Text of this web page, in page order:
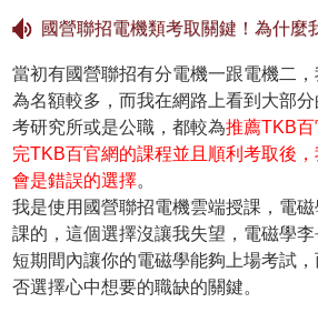
國營聯招電機類考取關鍵！為什麼
當初有國營聯招有分電機一跟電機二
為名額較多，而我在網路上看到大部
考研究所或是公職，都較為推薦TKB
完TKB百官網的課程並且順利考取後
會是錯誤的選擇。
我是使用國營聯招電機雲端授課，電
課的，這個選擇沒讓我失望，電磁學
短期間內讓你的電磁學能夠上場考試
否選擇心中想要的職缺的關鍵。